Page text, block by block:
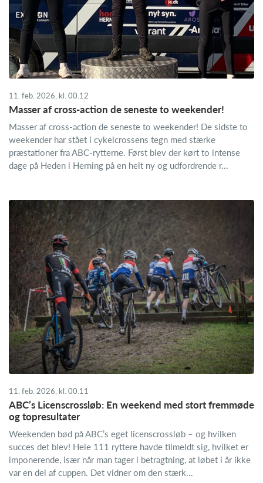
11. feb. 2026, kl. 00.12
Masser af cross-action de seneste to weekender!
Masser af cross-action de seneste to weekender! De sidste to
weekender har stået i cykelcrossens tegn med stærke
præstationer fra ABC-rytterne. Først blev der kørt to intense
dage på Heden i Herning på en helt ny og udfordrende r...
11. feb. 2026, kl. 00.11
ABC’s Licenscrossløb: En weekend med stort fremmøde
og topresultater
Weekenden bød på ABC’s eget licenscrossløb – og hvilken
succes det blev! Hele 111 ryttere havde tilmeldt sig, hvilket er
imponerende, især når man tager i betragtning, at løbet i år ikke
var en del af cuppen. Det vidner om den stærk...